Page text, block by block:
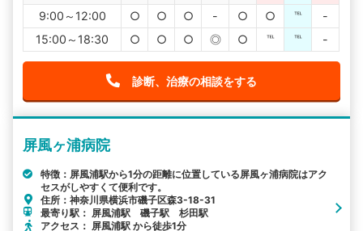
9:00～12:00
○ ○ ○ - ○ ○ ℡
-
15:00～18:30
○ ○ ○ ◎ ○ ℡ ℡ -
診断、治療の相談をする
屏風ヶ浦病院
特徴：屏風浦駅から1分の距離に位置している屏風ヶ浦病院はアク
セスがしやすくて便利です。
住所：神奈川県横浜市磯子区森3-18-31
最寄り駅： 屏風浦駅 磯子駅 杉田駅
アクセス： 屏風浦駅 から徒歩1分